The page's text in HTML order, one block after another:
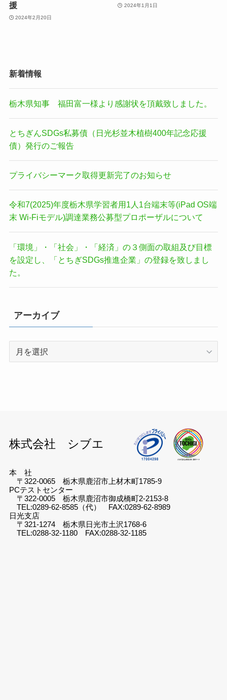
援
2024年2月20日
2024年1月1日
新着情報
栃木県知事 福田富一様より感謝状を頂戴致しました。
とちぎんSDGs私募債（日光杉並木植樹400年記念応援
債）発行のご報告
プライバシーマーク取得更新完了のお知らせ
令和7(2025)年度栃木県学習者用1人1台端末等(iPad OS端
末 Wi-Fiモデル)調達業務公募型プロポーザルについて
「環境」・「社会」・「経済」の３側面の取組及び目標
を設定し、「とちぎSDGs推進企業」の登録を致しまし
た。
アーカイブ
株式会社 シブエ
本 社
〒322-0065 栃木県鹿沼市上材木町1785-9
PCテストセンター
〒322-0005 栃木県鹿沼市御成橋町2-2153-8
TEL:0289-62-8585（代） FAX:0289-62-8989
日光支店
〒321-1274 栃木県日光市土沢1768-6
TEL:0288-32-1180 FAX:0288-32-1185